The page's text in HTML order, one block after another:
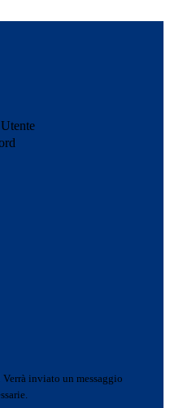
Verrà inviato un messaggio